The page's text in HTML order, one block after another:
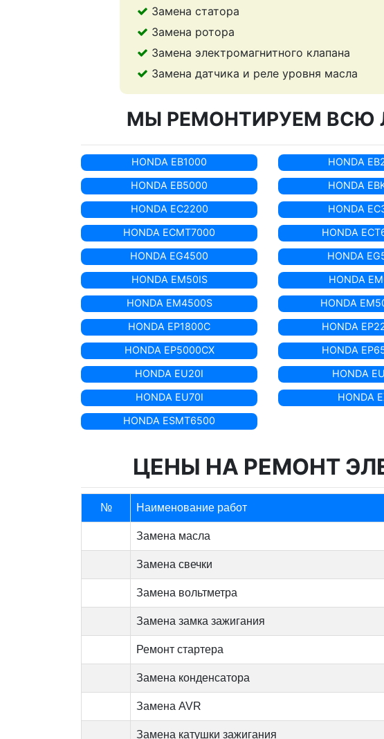
Замена статора
Замена ротора
Замена электромагнитного клапана
Замена датчика и реле уровня масла
МЫ РЕМОНТИРУЕМ ВСЮ
HONDA EB1000 HONDA
HONDA EB5000
HONDA
HONDA EC2200
HONDA
HONDA ECMT7000
HONDA
HONDA EG4500
HONDA
HONDA EM50IS
HONDA
HONDA EM4500S
HONDA
HONDA EP1800C
HONDA
HONDA EP5000CX
HONDA
HONDA EU20I
HONDA
HONDA EU70I
HONDA
HONDA ESMT6500
ЦЕНЫ НА РЕМОНТ
№ Наименование работ
Замена масла
Замена свечки
Замена вольтметра
Замена замка зажигания
Ремонт стартера
Замена конденсатора
Замена AVR
Замена катушки зажигания